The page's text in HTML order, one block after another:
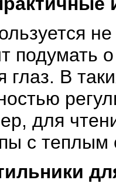
подумать
глаз. В
для
с теплым